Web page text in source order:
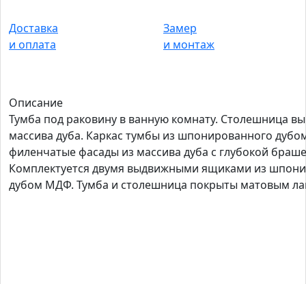
Доставка
и оплата
Замер
и монтаж
Описание
Тумба под раковину в ванную комнату. Столешница
массива дуба. Каркас тумбы из шпонированного
филенчатые фасады из массива дуба с глубокой
Комплектуется двумя выдвижными ящиками из
дубом МДФ. Тумба и столешница покрыты матовым